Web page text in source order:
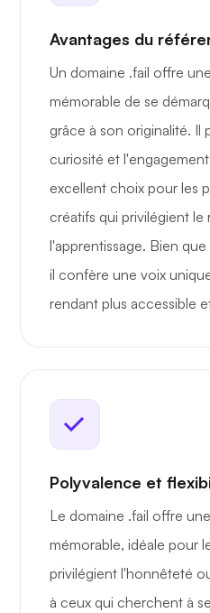
Avantages du
Un domaine .fail offre
mémorable de se
grâce à son originalité. Il
curiosité et
excellent choix pour les
créatifs qui privilégient le
l'apprentissage. Bien
il confère une voix
rendant plus accessible
Polyvalence et
Le domaine .fail offre
mémorable, idéale pour
privilégient l'honnêteté
à ceux qui cherchent à